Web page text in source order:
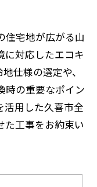
住宅地が広がる山
に対応したエコキ
仕様の選定や、
時の重要なポイン
活用した久喜市全
た工事をお約束い